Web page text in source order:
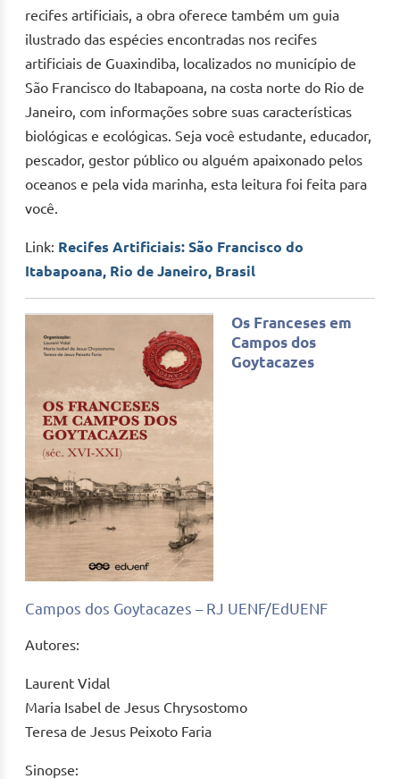
recifes artificiais, a obra oferece também um guia
ilustrado das espécies encontradas nos recifes
artificiais de Guaxindiba, localizados no município de
São Francisco do Itabapoana, na costa norte do Rio de
Janeiro, com informações sobre suas características
biológicas e ecológicas. Seja você estudante, educador,
pescador, gestor público ou alguém apaixonado pelos
oceanos e pela vida marinha, esta leitura foi feita para
você.
Link: Recifes Artificiais: São Francisco do
Itabapoana, Rio de Janeiro, Brasil
Os Franceses em
Campos dos
Goytacazes
Campos dos Goytacazes – RJ UENF/EdUENF
Autores:
Laurent Vidal
Maria Isabel de Jesus Chrysostomo
Teresa de Jesus Peixoto Faria
Sinopse: